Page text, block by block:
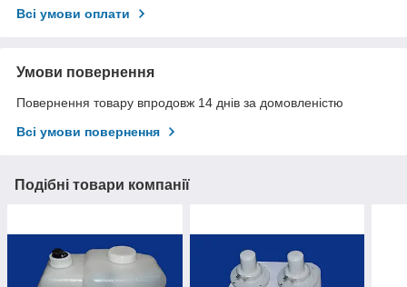
Всі умови оплати
Умови повернення
Повернення товару впродовж 14 днів за домовленістю
Всі умови повернення
Подібні товари компанії